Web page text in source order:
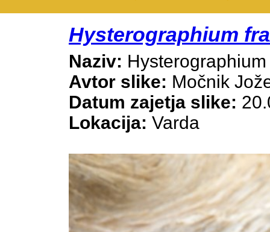
Hysterographium
Naziv:
Avtor slike: Močnik
Datum zajetja slike:
Lokacija: Varda